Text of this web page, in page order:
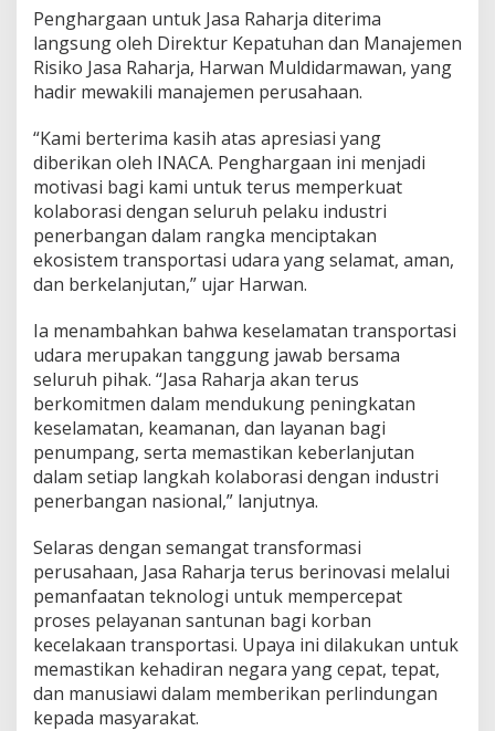
A
Penghargaan untuk Jasa Raharja diterima
langsung oleh Direktur Kepatuhan dan Manajemen
Risiko Jasa Raharja, Harwan Muldidarmawan, yang
hadir mewakili manajemen perusahaan.
“Kami berterima kasih atas apresiasi yang
diberikan oleh INACA. Penghargaan ini menjadi
motivasi bagi kami untuk terus memperkuat
kolaborasi dengan seluruh pelaku industri
penerbangan dalam rangka menciptakan
ekosistem transportasi udara yang selamat, aman,
dan berkelanjutan,” ujar Harwan.
Ia menambahkan bahwa keselamatan transportasi
udara merupakan tanggung jawab bersama
seluruh pihak. “Jasa Raharja akan terus
berkomitmen dalam mendukung peningkatan
keselamatan, keamanan, dan layanan bagi
penumpang, serta memastikan keberlanjutan
dalam setiap langkah kolaborasi dengan industri
penerbangan nasional,” lanjutnya.
Selaras dengan semangat transformasi
perusahaan, Jasa Raharja terus berinovasi melalui
pemanfaatan teknologi untuk mempercepat
proses pelayanan santunan bagi korban
kecelakaan transportasi. Upaya ini dilakukan untuk
memastikan kehadiran negara yang cepat, tepat,
dan manusiawi dalam memberikan perlindungan
kepada masyarakat.